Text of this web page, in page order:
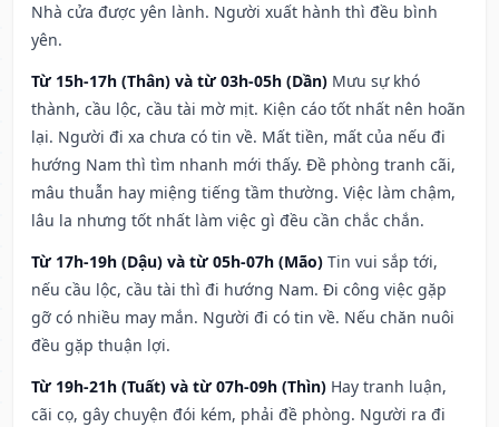
Nhà cửa được yên lành. Người xuất hành thì đều bình
yên.
Từ 15h-17h (Thân) và từ 03h-05h (Dần) Mưu sự khó
thành, cầu lộc, cầu tài mờ mịt. Kiện cáo tốt nhất nên hoãn
lại. Người đi xa chưa có tin về. Mất tiền, mất của nếu đi
hướng Nam thì tìm nhanh mới thấy. Đề phòng tranh cãi,
mâu thuẫn hay miệng tiếng tầm thường. Việc làm chậm,
lâu la nhưng tốt nhất làm việc gì đều cần chắc chắn.
Từ 17h-19h (Dậu) và từ 05h-07h (Mão) Tin vui sắp tới,
nếu cầu lộc, cầu tài thì đi hướng Nam. Đi công việc gặp
gỡ có nhiều may mắn. Người đi có tin về. Nếu chăn nuôi
đều gặp thuận lợi.
Từ 19h-21h (Tuất) và từ 07h-09h (Thìn) Hay tranh luận,
cãi cọ, gây chuyện đói kém, phải đề phòng. Người ra đi